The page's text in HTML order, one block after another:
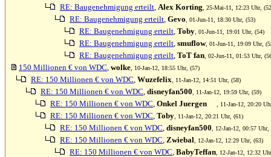
RE: Baugenehmigung erteilt, Alex Korting , 25-Mai-11, 12:23 Uhr,
RE: Baugenehmigung erteilt, Gevo , 01-Jun-11, 18:30 Uhr, (53)
RE: Baugenehmigung erteilt, Toby , 01-Jun-11, 19:01 Uhr, (54)
RE: Baugenehmigung erteilt, smuflow, 01-Jun-11, 19:09 Uhr,
RE: Baugenehmigung erteilt, ToT fan , 02-Jun-11, 01:53 Uhr,
150 Millionen € von WDC, wolke , 10-Jan-12, 18:55 Uhr, (57)
RE: 150 Millionen € von WDC, Wuzefelix , 11-Jan-12, 14:51 Uhr, (58)
RE: 150 Millionen € von WDC, disneyfan500 , 11-Jan-12, 19:59 Uhr, (59)
RE: 150 Millionen € von WDC, Onkel Juergen , 11-Jan-12, 20:20
RE: 150 Millionen € von WDC, Toby , 11-Jan-12, 20:21 Uhr, (61)
RE: 150 Millionen € von WDC, disneyfan500 , 12-Jan-12, 00:57 Uhr,
RE: 150 Millionen € von WDC, Zwiebal , 12-Jan-12, 12:29 Uhr, (63)
RE: 150 Millionen € von WDC, BabyTeffan , 12-Jan-12, 12:32